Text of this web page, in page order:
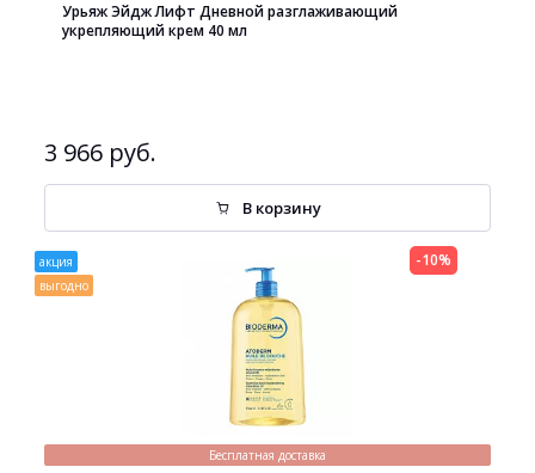
Урьяж Эйдж Лифт Дневной разглаживающий
укрепляющий крем 40 мл
3 966 руб.
В корзину
акция
выгодно
Бесплатная доставка
-10%